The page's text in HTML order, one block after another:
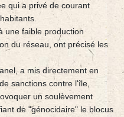
qui a privé de courant
une faible production
du réseau, ont précisé les
a mis directement en
sanctions contre l'île,
un soulèvement
de "génocidaire" le blocus